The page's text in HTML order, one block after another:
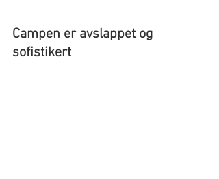
Campen er avslappet og
sofistikert